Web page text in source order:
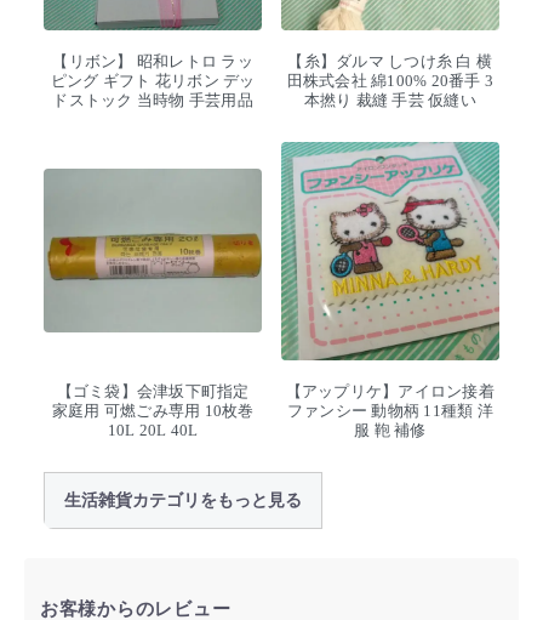
【リボン】 昭和レトロ ラッ
ピング ギフト 花リボン デッ
ドストック 当時物 手芸用品
【糸】ダルマ しつけ糸 白 横
田株式会社 綿100% 20番手 3
本撚り 裁縫 手芸 仮縫い
【ゴミ袋】会津坂下町指定
家庭用 可燃ごみ専用 10枚巻
10L 20L 40L
【アップリケ】アイロン接着
ファンシー 動物柄 11種類 洋
服 鞄 補修
生活雑貨カテゴリをもっと見る
お客様からのレビュー